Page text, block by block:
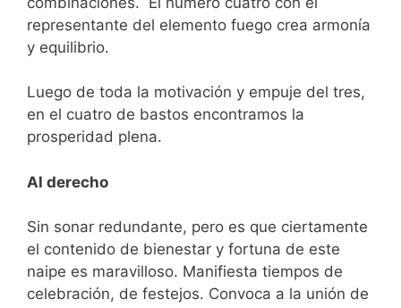
representante del elemento fuego crea armonía
y equilibrio.
Luego de toda la motivación y empuje del tres,
en el cuatro de bastos encontramos la
prosperidad plena.
Al derecho
Sin sonar redundante, pero es que ciertamente
el contenido de bienestar y fortuna de este
naipe es maravilloso. Manifiesta tiempos de
celebración, de festejos. Convoca a la unión de